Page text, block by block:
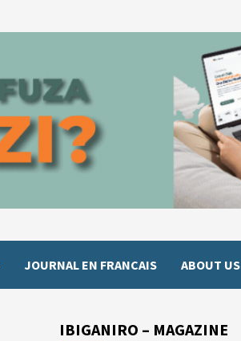
JOURNAL EN FRANCAIS ABOUT US
IBIGANIRO – MAGAZINE